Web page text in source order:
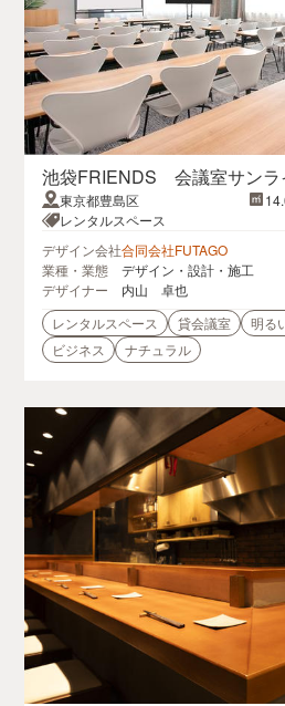
池袋FRIENDS 会議室サンラ
東京都豊島区
レンタルスペース
デザイン会社合同会社FUTAGO
業種・業態
デザイン・設計・施工
デザイナー
内山 卓也
レンタルスペース
貸会議室 明る
ビジネス
ナチュラル